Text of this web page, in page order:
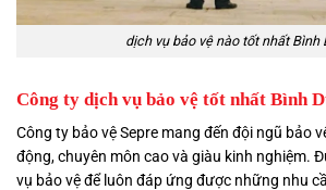
dịch vụ bảo vệ nào tốt nhất Bình
Công ty dịch vụ bảo vệ tốt nhất Bình
Công ty bảo vệ Sepre mang đến đội ngũ bảo
động, chuyên môn cao và giàu kinh nghiệm.
vụ bảo vệ để luôn đáp ứng được những nhu